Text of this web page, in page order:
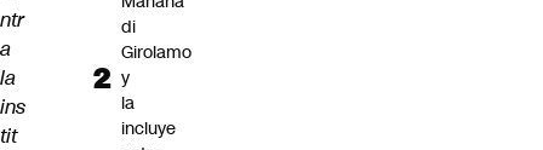
ntr
a
la
ins
tit
di
Girolamo
y
la
incluye